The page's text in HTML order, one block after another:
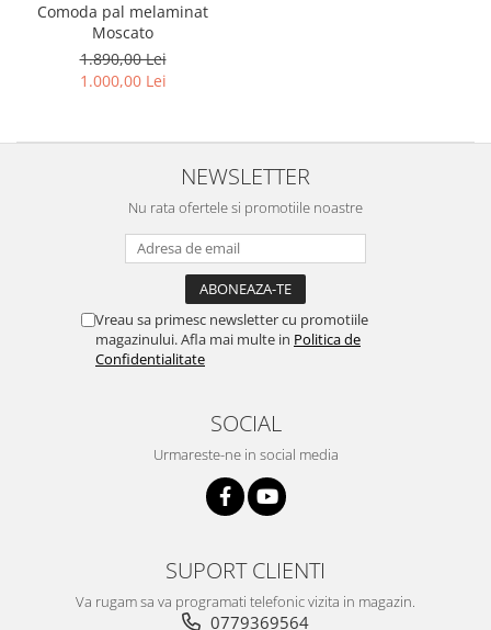
Comoda pal melaminat
Moscato
1.890,00 Lei
1.000,00 Lei
NEWSLETTER
Nu rata ofertele si promotiile noastre
Vreau sa primesc newsletter cu promotiile
magazinului. Afla mai multe in Politica de
Confidentialitate
SOCIAL
Urmareste-ne in social media
SUPORT CLIENTI
Va rugam sa va programati telefonic vizita in magazin.
0779369564